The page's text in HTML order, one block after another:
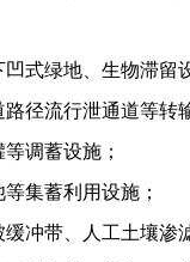
凹式绿地、生物滞
路径流行泄通道等转
调蓄设施；
集蓄利用设施；
缓冲带、人工土壤渗